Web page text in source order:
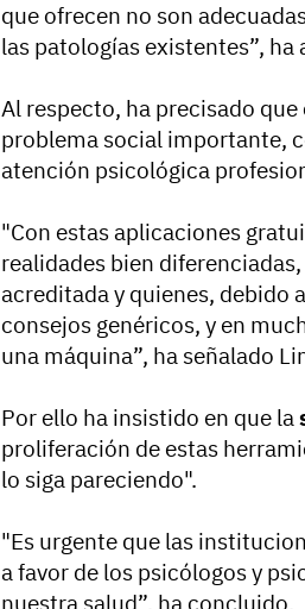
que ofrecen no son
las patologías existentes”, ha
Al respecto, ha precisado
problema social importante,
atención psicológica
"Con estas aplicaciones
realidades bien
acreditada y quienes, debido
consejos genéricos, y en
una máquina”, ha señalado
Por ello ha insistido en que la
proliferación de estas
lo siga pareciendo".
"Es urgente que las
a favor de los psicólogos y
nuestra salud”, ha concluido.